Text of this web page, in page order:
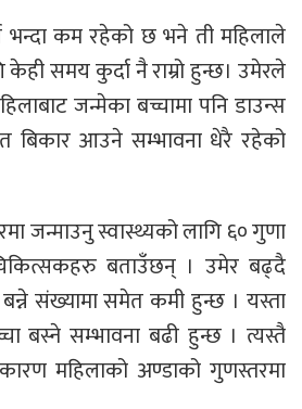
भन्दा कम रहेको छ भने ती महिलाले
समय कुर्दा नै राम्रो हुन्छ। उमेरले
जन्मेका बच्चामा पनि डाउन्स
बिकार आउने सम्भावना धेरै रहेको
जन्माउनु स्वास्थ्यको लागि ६० गुणा
बताउँछन् । उमेर बढ्दै
संख्यामा समेत कमी हुन्छ । यस्ता
बस्ने सम्भावना बढी हुन्छ । त्यस्तै
महिलाको अण्डाको गुणस्तरमा